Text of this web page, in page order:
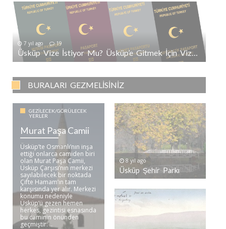
7 yıl ago 19
Üsküp Vize İstiyor Mu? Üsküp’e Gitmek İçin Vize Gerekli Mi?
BURALARI GEZMELISINIZ
GEZILECEK/GÖRÜLECEK
YERLER
Murat Paşa Camii
Üsküp’te Osmanlı’nın inşa
ettiği onlarca camiden biri
olan Murat Paşa Camii,
Üsküp Çarşısı’nın merkezi
sayılabilecek bir noktada
Çifte Hamam’ın tam
karşısında yer alır. Merkezi
konumu nedeniyle
Üsküp’ü gezen hemen
herkes, gezintisi esnasında
bu caminin önünden
geçmiştir. ..
8 yıl ago
Üsküp Şehir Parkı